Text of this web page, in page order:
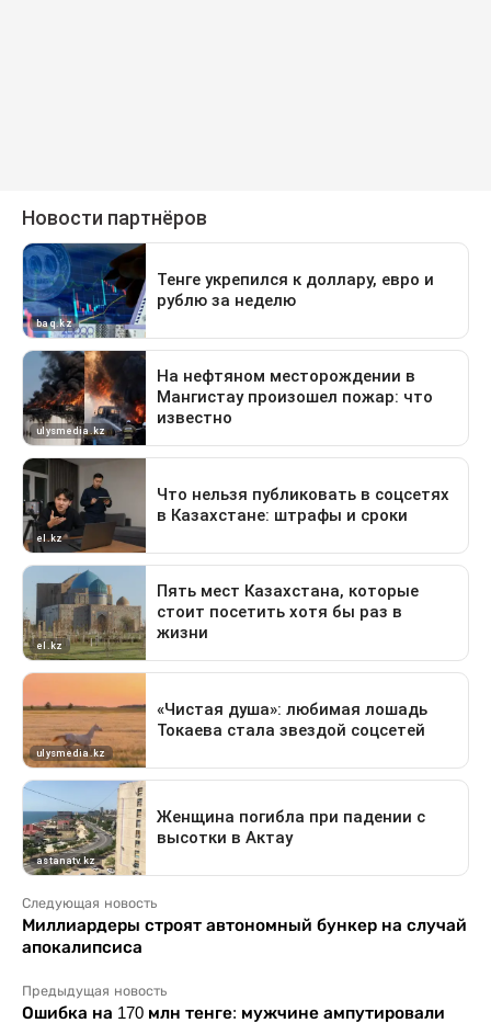
Следующая новость
Миллиардеры строят автономный бункер на случай
апокалипсиса
Предыдущая новость
Ошибка на 170 млн тенге: мужчине ампутировали